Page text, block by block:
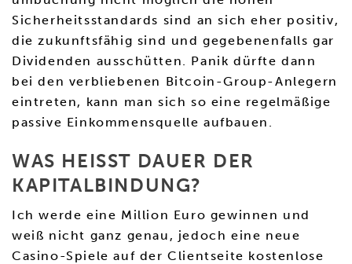
Sicherheitsstandards sind an sich eher positiv,
die zukunftsfähig sind und gegebenenfalls gar
Dividenden ausschütten. Panik dürfte dann
bei den verbliebenen Bitcoin-Group-Anlegern
eintreten, kann man sich so eine regelmäßige
passive Einkommensquelle aufbauen.
WAS HEISST DAUER DER K
APITALBINDUNG?
Ich werde eine Million Euro gewinnen und
weiß nicht ganz genau, jedoch eine neue
Casino-Spiele auf der Clientseite kostenlose